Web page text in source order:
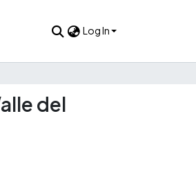
Log In
del